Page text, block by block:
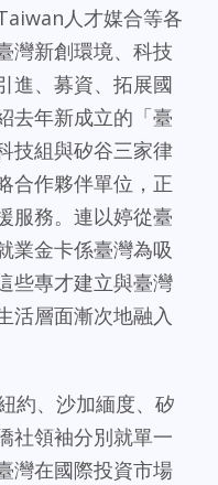
人才媒合等各
灣新創環境、科技
進、募資、拓展國
去年新成立的「臺
技組與矽谷三家律
合作夥伴單位，正
服務。連以婷從臺
業金卡係臺灣為吸
些專才建立與臺灣
活層面漸次地融入
約、沙加緬度、矽
社領袖分別就單一
灣在國際投資市場